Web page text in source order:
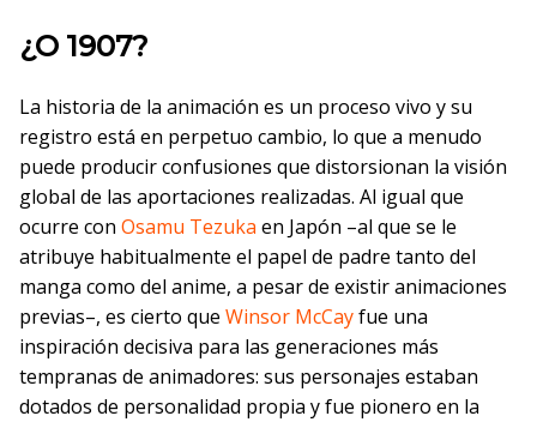
¿O 1907?
La historia de la animación es un proceso vivo y su
registro está en perpetuo cambio, lo que a menudo
puede producir confusiones que distorsionan la visión
global de las aportaciones realizadas. Al igual que
ocurre con Osamu Tezuka en Japón –al que se le
atribuye habitualmente el papel de padre tanto del
manga como del anime, a pesar de existir animaciones
previas–, es cierto que Winsor McCayfue una
inspiración decisiva para las generaciones más
tempranas de animadores: sus personajes estaban
dotados de personalidad propia y fue pionero en la